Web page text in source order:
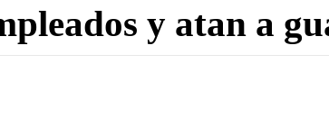
y atan a